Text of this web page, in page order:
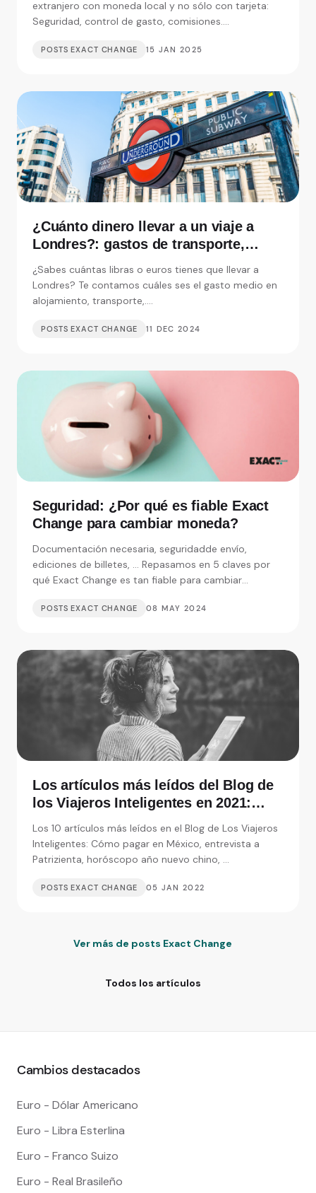
extranjero con moneda local y no sólo con tarjeta:
Seguridad, control de gasto, comisiones....
POSTS EXACT CHANGE 15 JAN 2025
¿Cuánto dinero llevar a un viaje a
Londres?: gastos de transporte,
alojamiento y visitas
¿Sabes cuántas libras o euros tienes que llevar a
Londres? Te contamos cuáles ses el gasto medio en
alojamiento, transporte,....
POSTS EXACT CHANGE 11 DEC 2024
Seguridad: ¿Por qué es fiable Exact
Change para cambiar moneda?
Documentación necesaria, seguridadde envío,
ediciones de billetes, ... Repasamos en 5 claves por
qué Exact Change es tan fiable para cambiar
POSTS EXACT CHANGE 08 MAY 2024
Los artículos más leídos del Blog de
los Viajeros Inteligentes en 2021:
extranjeras
Los 10 artículos más leídos en el Blog de Los Viajeros
Inteligentes: Cómo pagar en México, entrevista a
Patrizienta, horóscopo año nuevo chino, ...
POSTS EXACT CHANGE 05 JAN 2022
Ver más de posts Exact Change
Todos los artículos
Cambios destacados
Euro - Dólar Americano
Euro - Libra Esterlina
Euro - Franco Suizo
Euro - Real Brasileño